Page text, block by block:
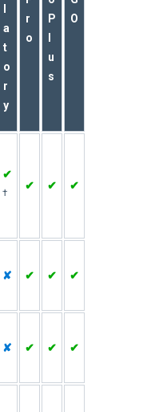
a
t
o
r
y
r
o
P
u
s
O
✔
†
✔ ✔ ✔
✘ ✔ ✔ ✔
✘ ✔ ✔ ✔